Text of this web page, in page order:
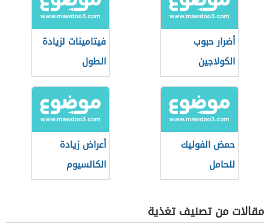
أضرار حبوب
الكولاجين
فيتامينات لزيادة
الطول
حمض الفوليك
للحامل
أعراض زيادة
الكالسيوم
مقالات من تصنيف تغذية